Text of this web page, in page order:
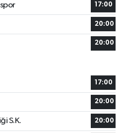
17:00
20:00
20:00
17:00
20:00
S.K. 20:00